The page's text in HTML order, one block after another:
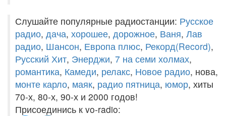
Слушайте популярные радиостанции: Русское
радио, дача, хорошее, дорожное, Ваня, Лав
радио, Шансон, Европа плюс, Рекорд(Record),
Русский Хит, Энерджи, 7 на семи холмах,
романтика, Камеди, релакс, Новое радио, нова,
монте карло, маяк, радио пятница, юмор, хиты
70-х, 80-х, 90-х и 2000 годов!
Присоединись к vo-radio: